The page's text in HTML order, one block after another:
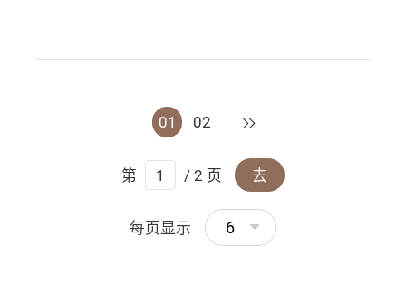
每页显示 6
01 02 下一页
第 / 2 页 去